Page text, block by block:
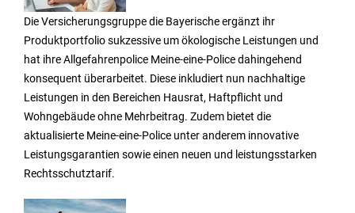
Die Versicherungsgruppe die Bayerische ergänzt ihr
Produktportfolio sukzessive um ökologische Leistungen und
hat ihre Allgefahrenpolice Meine-eine-Police dahingehend
konsequent überarbeitet. Diese inkludiert nun nachhaltige
Leistungen in den Bereichen Hausrat, Haftpflicht und
Wohngebäude ohne Mehrbeitrag. Zudem bietet die
aktualisierte Meine-eine-Police unter anderem innovative
Leistungsgarantien sowie einen neuen und leistungsstarken
Rechtsschutztarif.